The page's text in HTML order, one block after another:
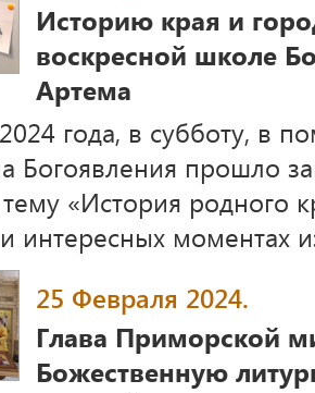
Историю края и
воскресной школе
Артема
года, в субботу, в
Богоявления прошло
тему «История родного
интересных моментах
25 Февраля 2024.
Глава Приморской
Божественную